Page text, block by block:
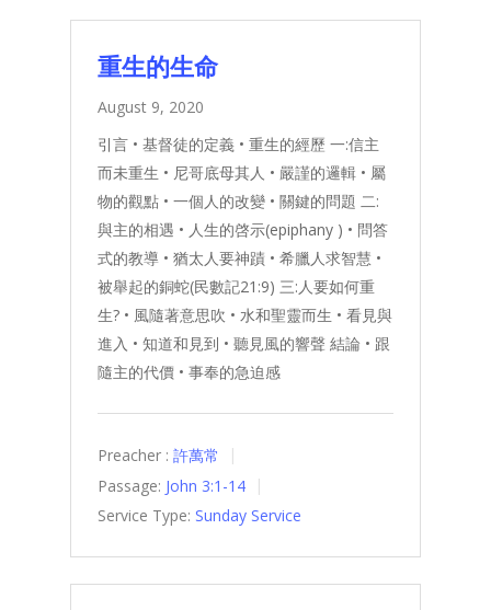
重生的生命
August 9, 2020
引言 • 基督徒的定義 • 重生的經歷 一:信主
而未重生 • 尼哥底母其人 • 嚴謹的邏輯 • 屬
物的觀點 • 一個人的改變 • 關鍵的問題 二:
與主的相遇 • 人生的啓示(epiphany ) • 問答
式的教導 • 猶太人要神蹟 • 希臘人求智慧 •
被舉起的銅蛇(民數記21:9) 三:人要如何重
生? • 風隨著意思吹 • 水和聖靈而生 • 看見與
進入 • 知道和見到 • 聽見風的響聲 結論 • 跟
隨主的代價 • 事奉的急迫感
Preacher : 許萬常
Passage: John 3:1-14
Service Type: Sunday Service